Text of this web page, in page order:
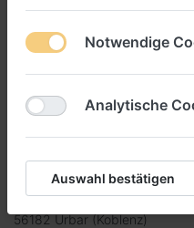
Kontakt zu uns
klebebandonline - der
Regiotape GmbH
Auf dem Schafstall 9
56182 Urbar (Koblenz)
Notwendige
Analytische
Auswahl bestätigen